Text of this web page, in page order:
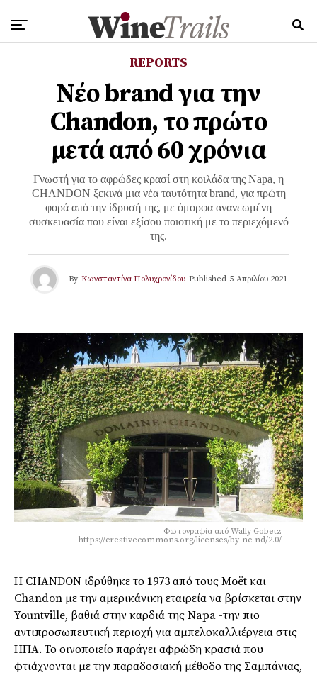
REPORTS
Νέο brand για την
Chandon, το πρώτο
μετά από 60 χρόνια
Γνωστή για το αφρώδες κρασί στη κοιλάδα της Napa, η
CHANDON ξεκινά μια νέα ταυτότητα brand, για πρώτη
φορά από την ίδρυσή της, με όμορφα ανανεωμένη
συσκευασία που είναι εξίσου ποιοτική με το περιεχόμενό
της.
By Κωνσταντίνα Πολυχρονίδου Published 5 Απριλίου 2021
Φωτογραφία από Wally Gobetz
https://creativecommons.org/licenses/by-nc-nd/2.0/
Η CHANDON ιδρύθηκε το 1973 από τους Moët και
Chandon με την αμερικάνικη εταιρεία να βρίσκεται στην
Yountville, βαθιά στην καρδιά της Napa -την πιο
αντιπροσωπευτική περιοχή για αμπελοκαλλιέργεια στις
ΗΠΑ. Το οινοποιείο παράγει αφρώδη κρασιά που
φτιάχνονται με την παραδοσιακή μέθοδο της Σαμπάνιας,